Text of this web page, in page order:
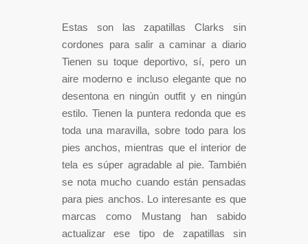
Estas son las zapatillas Clarks sin
cordones para salir a caminar a diario
Tienen su toque deportivo, sí, pero un
aire moderno e incluso elegante que no
desentona en ningún outfit y en ningún
estilo. Tienen la puntera redonda que es
toda una maravilla, sobre todo para los
pies anchos, mientras que el interior de
tela es súper agradable al pie. También
se nota mucho cuando están pensadas
para pies anchos. Lo interesante es que
marcas como Mustang han sabido
actualizar ese tipo de zapatillas sin